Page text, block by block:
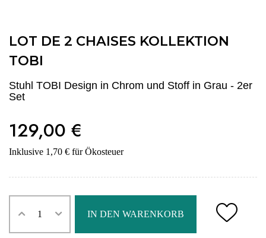
LOT DE 2 CHAISES KOLLEKTION
TOBI
Stuhl TOBI Design in Chrom und Stoff in Grau - 2er
Set
129,00 €
Inklusive 1,70 € für Ökosteuer
IN DEN WARENKORB